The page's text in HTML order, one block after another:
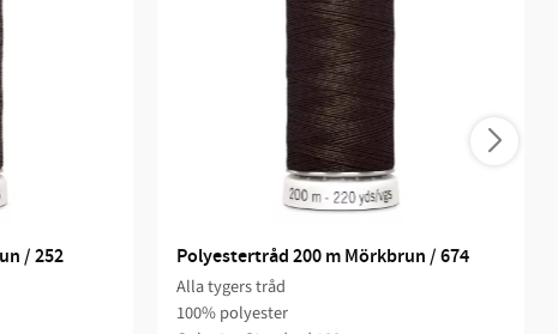
/ 252
Polyestertråd 200 m Mörkbrun / 674
Alla tygers tråd
100% polyester